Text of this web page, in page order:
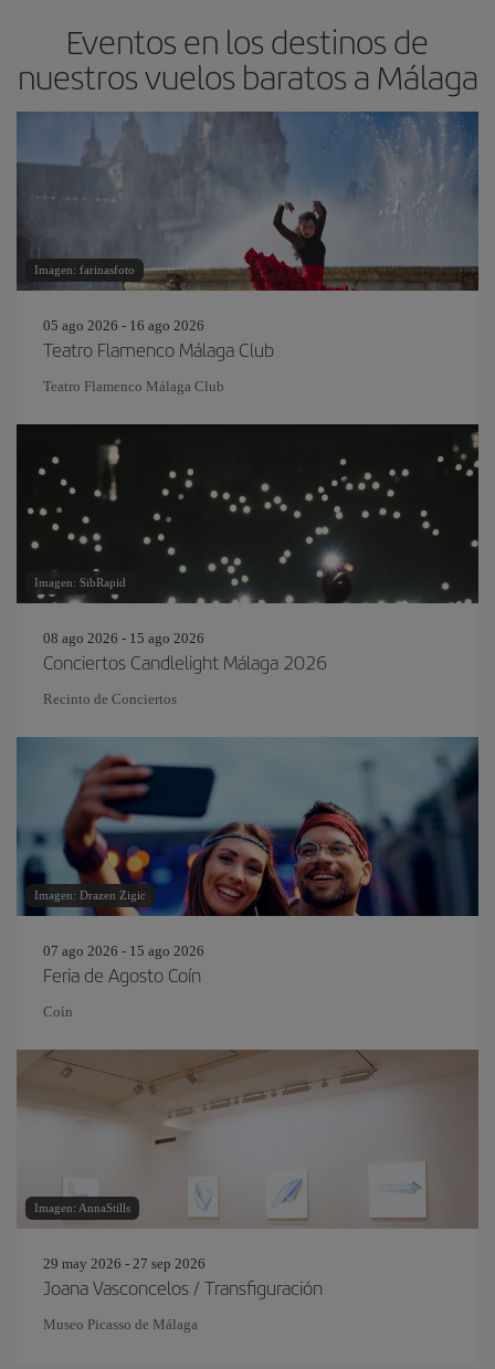
Eventos en los destinos de
nuestros vuelos baratos a Málaga
Imagen: farinasfoto
05 ago 2026 - 16 ago 2026
Teatro Flamenco Málaga Club
Teatro Flamenco Málaga Club
Imagen: SibRapid
08 ago 2026 - 15 ago 2026
Conciertos Candlelight Málaga 2026
Recinto de Conciertos
Imagen: Drazen Zigic
07 ago 2026 - 15 ago 2026
Feria de Agosto Coín
Coín
Imagen: AnnaStills
29 may 2026 - 27 sep 2026
Joana Vasconcelos / Transfiguración
Museo Picasso de Málaga